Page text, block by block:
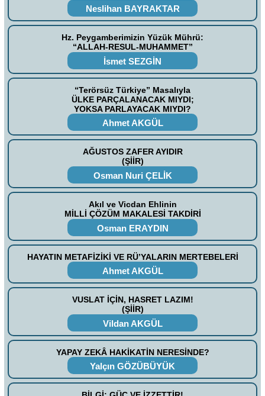
Neslihan BAYRAKTAR
Hz. Peygamberimizin Yüzük Mührü:
“ALLAH-RESUL-MUHAMMET”
İsmet SEZGİN
“Terörsüz Türkiye” Masalıyla
ÜLKE PARÇALANACAK MIYDI;
YOKSA PARLAYACAK MIYDI?
Ahmet AKGÜL
AĞUSTOS ZAFER AYIDIR
(ŞİİR)
Osman Nuri ÇELİK
Akıl ve Vicdan Ehlinin
MİLLİ ÇÖZÜM MAKALESİ TAKDİRİ
Osman ERAYDIN
HAYATIN METAFİZİKİ VE RÜ’YALARIN MERTEBELERİ
Ahmet AKGÜL
VUSLAT İÇİN, HASRET LAZIM!
(ŞİİR)
Vildan AKGÜL
YAPAY ZEKÂ HAKİKATİN NERESİNDE?
Yalçın GÖZÜBÜYÜK